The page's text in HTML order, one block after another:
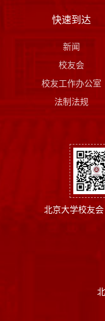
快速到达
新闻
校友会
校友工作办公室
法制法规
北京大学校友